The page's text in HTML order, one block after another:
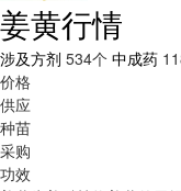
姜黄行情
涉及方剂 534个 中成药
价格
供应
种苗
采购
功效